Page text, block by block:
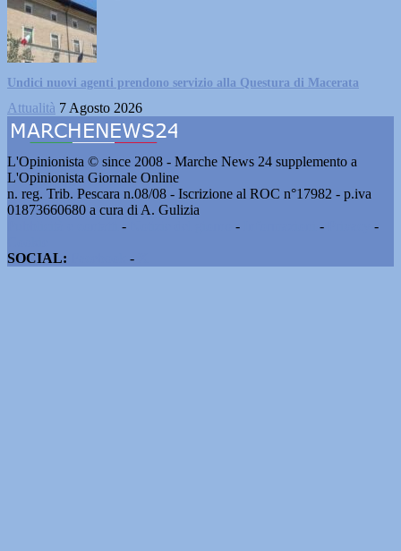
Undici nuovi agenti prendono servizio alla Questura di Macerata
Attualità 7 Agosto 2026
L'Opinionista © since 2008 - Marche News 24 supplemento a
L'Opinionista Giornale Online
n. reg. Trib. Pescara n.08/08 - Iscrizione al ROC n°17982 - p.iva
01873660680 a cura di A. Gulizia
- - -
-
SOCIAL:
-